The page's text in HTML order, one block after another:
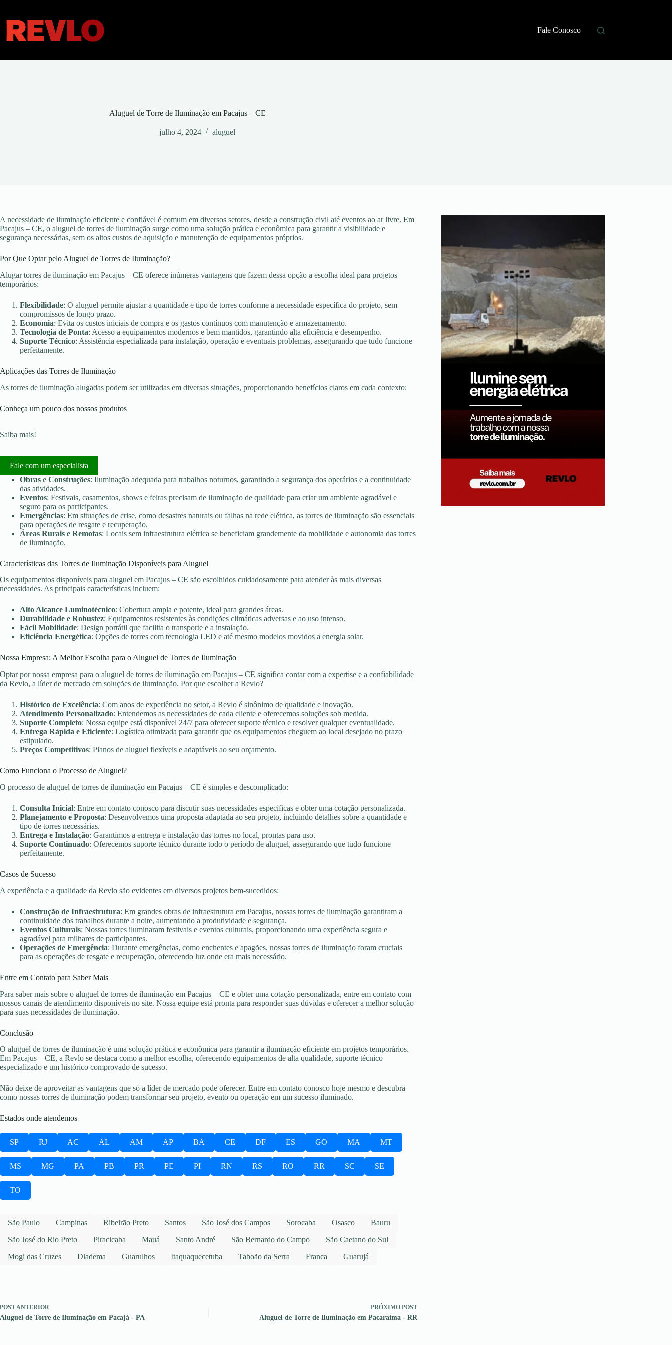
conteúdo
Fale Conosco
Aluguel de Torre de Iluminação em Pacajus – CE
julho 4, 2024 aluguel
A necessidade de iluminação eficiente e confiável é comum em diversos setores, desde a construção civil até eventos ao ar livre. Em
Pacajus – CE, o aluguel de torres de iluminação surge como uma solução prática e econômica para garantir a visibilidade e
segurança necessárias, sem os altos custos de aquisição e manutenção de equipamentos próprios.
Por Que Optar pelo Aluguel de Torres de Iluminação?
Alugar torres de iluminação em Pacajus – CE oferece inúmeras vantagens que fazem dessa opção a escolha ideal para projetos
temporários:
Flexibilidade: O aluguel permite ajustar a quantidade e tipo de torres conforme a necessidade específica do projeto, sem
compromissos de longo prazo.
Economia: Evita os custos iniciais de compra e os gastos contínuos com manutenção e armazenamento.
Tecnologia de Ponta: Acesso a equipamentos modernos e bem mantidos, garantindo alta eficiência e desempenho.
Suporte Técnico: Assistência especializada para instalação, operação e eventuais problemas, assegurando que tudo funcione
perfeitamente.
Aplicações das Torres de Iluminação
As torres de iluminação alugadas podem ser utilizadas em diversas situações, proporcionando benefícios claros em cada contexto:
Conheça um pouco dos nossos produtos
Saiba mais!
Fale com um especialista
Obras e Construções: Iluminação adequada para trabalhos noturnos, garantindo a segurança dos operários e a continuidade
das atividades.
Eventos: Festivais, casamentos, shows e feiras precisam de iluminação de qualidade para criar um ambiente agradável e
seguro para os participantes.
Emergências: Em situações de crise, como desastres naturais ou falhas na rede elétrica, as torres de iluminação são essenciais
para operações de resgate e recuperação.
Áreas Rurais e Remotas: Locais sem infraestrutura elétrica se beneficiam grandemente da mobilidade e autonomia das torres
de iluminação.
Características das Torres de Iluminação Disponíveis para Aluguel
Os equipamentos disponíveis para aluguel em Pacajus – CE são escolhidos cuidadosamente para atender às mais diversas
necessidades. As principais características incluem:
Alto Alcance Luminotécnico: Cobertura ampla e potente, ideal para grandes áreas.
Durabilidade e Robustez: Equipamentos resistentes às condições climáticas adversas e ao uso intenso.
Fácil Mobilidade: Design portátil que facilita o transporte e a instalação.
Eficiência Energética: Opções de torres com tecnologia LED e até mesmo modelos movidos a energia solar.
Nossa Empresa: A Melhor Escolha para o Aluguel de Torres de Iluminação
Optar por nossa empresa para o aluguel de torres de iluminação em Pacajus – CE significa contar com a expertise e a confiabilidade
da Revlo, a líder de mercado em soluções de iluminação. Por que escolher a Revlo?
Histórico de Excelência: Com anos de experiência no setor, a Revlo é sinônimo de qualidade e inovação.
Atendimento Personalizado: Entendemos as necessidades de cada cliente e oferecemos soluções sob medida.
Suporte Completo: Nossa equipe está disponível 24/7 para oferecer suporte técnico e resolver qualquer eventualidade.
Entrega Rápida e Eficiente: Logística otimizada para garantir que os equipamentos cheguem ao local desejado no prazo
estipulado.
Preços Competitivos: Planos de aluguel flexíveis e adaptáveis ao seu orçamento.
Como Funciona o Processo de Aluguel?
O processo de aluguel de torres de iluminação em Pacajus – CE é simples e descomplicado:
Consulta Inicial: Entre em contato conosco para discutir suas necessidades específicas e obter uma cotação personalizada.
Planejamento e Proposta: Desenvolvemos uma proposta adaptada ao seu projeto, incluindo detalhes sobre a quantidade e
tipo de torres necessárias.
Entrega e Instalação: Garantimos a entrega e instalação das torres no local, prontas para uso.
Suporte Continuado: Oferecemos suporte técnico durante todo o período de aluguel, assegurando que tudo funcione
perfeitamente.
Casos de Sucesso
A experiência e a qualidade da Revlo são evidentes em diversos projetos bem-sucedidos:
Construção de Infraestrutura: Em grandes obras de infraestrutura em Pacajus, nossas torres de iluminação garantiram a
continuidade dos trabalhos durante a noite, aumentando a produtividade e segurança.
Eventos Culturais: Nossas torres iluminaram festivais e eventos culturais, proporcionando uma experiência segura e
agradável para milhares de participantes.
Operações de Emergência: Durante emergências, como enchentes e apagões, nossas torres de iluminação foram cruciais
para as operações de resgate e recuperação, oferecendo luz onde era mais necessário.
Entre em Contato para Saber Mais
Para saber mais sobre o aluguel de torres de iluminação em Pacajus – CE e obter uma cotação personalizada, entre em contato com
nossos canais de atendimento disponíveis no site. Nossa equipe está pronta para responder suas dúvidas e oferecer a melhor solução
para suas necessidades de iluminação.
Conclusão
O aluguel de torres de iluminação é uma solução prática e econômica para garantir a iluminação eficiente em projetos temporários.
Em Pacajus – CE, a Revlo se destaca como a melhor escolha, oferecendo equipamentos de alta qualidade, suporte técnico
especializado e um histórico comprovado de sucesso.
Não deixe de aproveitar as vantagens que só a líder de mercado pode oferecer. Entre em contato conosco hoje mesmo e descubra
como nossas torres de iluminação podem transformar seu projeto, evento ou operação em um sucesso iluminado.
Estados onde atendemos
SP RJ AC AL AM AP BA CE DF ES GO MA MT
MS MG PA PB PR PE PI RN RS RO RR SC SE
TO
São Paulo Campinas Ribeirão Preto Santos São José dos Campos Sorocaba Osasco
Bauru
São José do Rio Preto
Piracicaba Mauá Santo André São Bernardo do Campo
São Caetano do Sul
Mogi das Cruzes
Diadema Guarulhos Itaquaquecetuba Taboão da Serra Franca Guarujá
POSTANTERIOR
Aluguel de Torre de Iluminação em Pacajá - PA
PRÓXIMO POST
Aluguel de Torre de Iluminação em Pacaraima - RR